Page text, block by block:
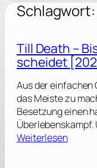
Schlagwort:
Till Death –
scheidet
Aus der
das Meiste zu
Besetzung einen
Weiterlesen: